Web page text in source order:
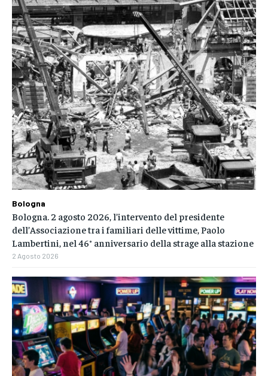
Bologna
Bologna. 2 agosto 2026, l’intervento del presidente
dell’Associazione tra i familiari delle vittime, Paolo
Lambertini, nel 46° anniversario della strage alla stazione
2 Agosto 2026